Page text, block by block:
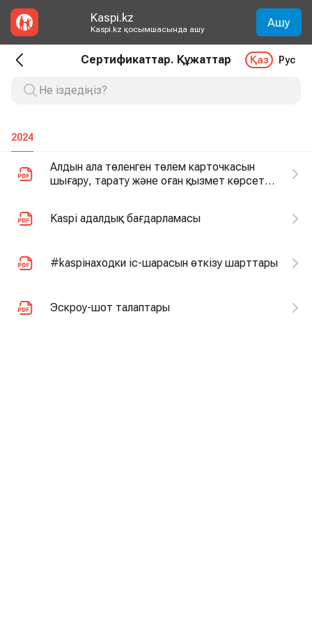
Kaspi.kz
Kaspi.kz қосымшасында ашу Ашу
Сертификаттар. Құжаттар Қаз Рус
2024
Алдын ала төленген төлем карточкасын
шығару, тарату және оған қызмет көрсету
Kaspi адалдық бағдарламасы
#kaspiнаходки іс-шарасын өткізу шарттары
Эскроу-шот талаптары